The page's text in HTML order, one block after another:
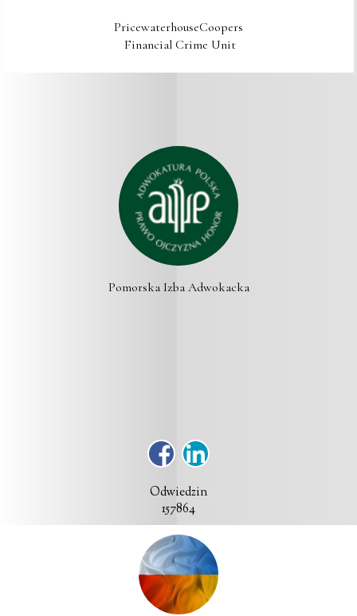
PricewaterhouseCoopers
Financial Crime Unit
Pomorska Izba Adwokacka
Odwiedzin
157864